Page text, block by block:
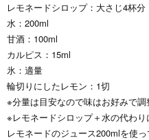
レモネードシロップ：大さじ4杯分
水：200ml
甘酒：100ml
カルピス：15ml
氷：適量
輪切りにしたレモン：1切
※分量は目安なので味はお好みで
※レモネードシロップ＋水の代わり
レモネードのジュース200mlを使